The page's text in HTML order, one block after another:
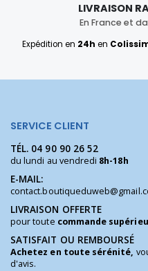
LIVRAISON
En France et
Expédition en 24h en
SERVICE CLIENT
TÉL. 04 90 90 26 52
du lundi au vendredi 8h-18h
E-MAIL:
LIVRAISON OFFERTE
pour toute commande
SATISFAIT OU REMBOURSÉ
Achetez en toute sérénité,
d'avis.